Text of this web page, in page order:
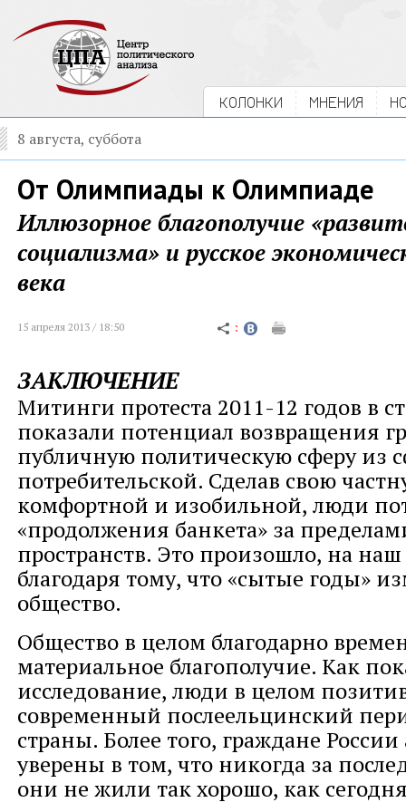
КОЛОНКИ МНЕНИЯ
8 августа, суббота
От Олимпиады к Олимпиаде
Иллюзорное благополучие
социализма» и русское
века
15 апреля 2013 / 18:50
ЗАКЛЮЧЕНИЕ
Митинги протеста 2011-12 годов в
показали потенциал возвращения
публичную политическую сферу из
потребительской. Сделав свою
комфортной и изобильной, люди
«продолжения банкета» за
пространств. Это произошло, на наш
благодаря тому, что «сытые годы»
общество.
Общество в целом благодарно
материальное благополучие. Как
исследование, люди в целом
современный послеельцинский
страны. Более того, граждане
уверены в том, что никогда за
они не жили так хорошо, как